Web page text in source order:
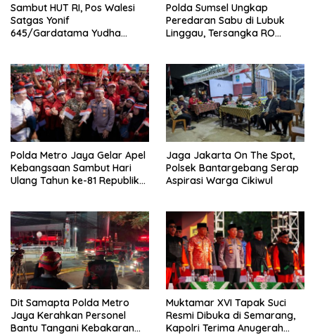
Sambut HUT RI, Pos Walesi
Satgas Yonif
645/Gardatama Yudha
Polda Sumsel Ungkap
Peredaran Sabu di Lubuk
Linggau, Tersangka RO
Polda Metro Jaya Gelar Apel
Kebangsaan Sambut Hari
Ulang Tahun ke-81 Republik
Jaga Jakarta On The Spot,
Polsek Bantargebang Serap
Aspirasi Warga Cikiwul
Dit Samapta Polda Metro
Jaya Kerahkan Personel
Bantu Tangani Kebakaran
Muktamar XVI Tapak Suci
Resmi Dibuka di Semarang,
Kapolri Terima Anugerah